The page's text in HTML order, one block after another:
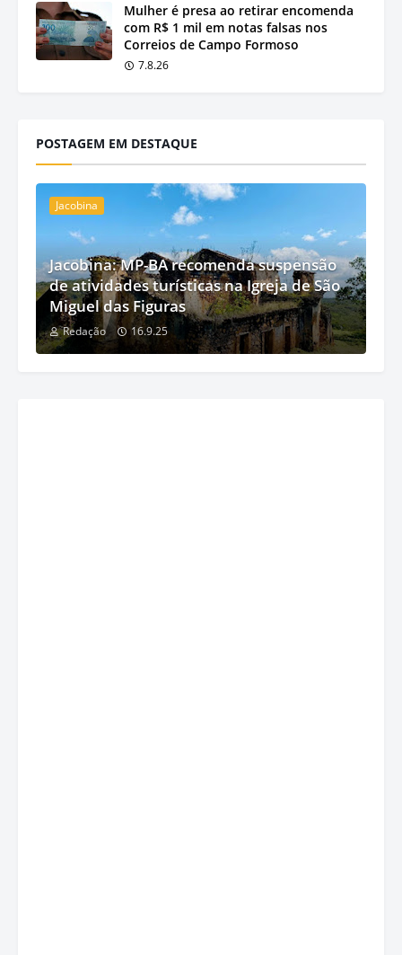
Mulher é presa ao retirar encomenda
com R$ 1 mil em notas falsas nos
Correios de Campo Formoso
7.8.26
POSTAGEM EM DESTAQUE
Jacobina
Jacobina: MP-BA recomenda suspensão
de atividades turísticas na Igreja de São
Miguel das Figuras
Redação 16.9.25